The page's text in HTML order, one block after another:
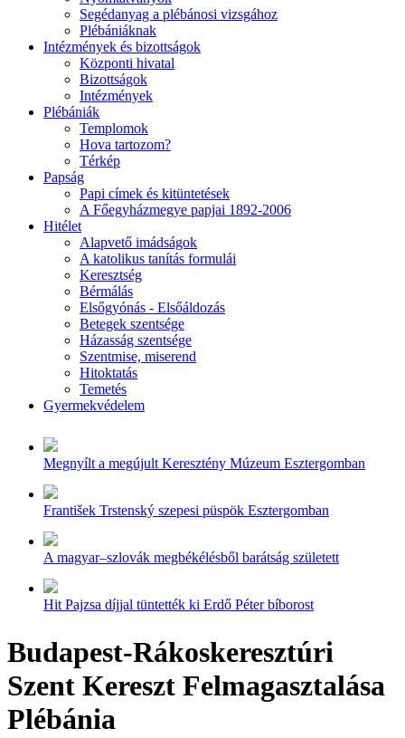
Segédanyag a plébánosi vizsgához
Plébániáknak
Intézmények és bizottságok
Központi hivatal
Bizottságok
Intézmények
Plébániák
Templomok
Hova tartozom?
Térkép
Papság
Papi címek és kitüntetések
A Főegyházmegye papjai 1892-2006
Hitélet
Alapvető imádságok
A katolikus tanítás formulái
Keresztség
Bérmálás
Elsőgyónás - Elsőáldozás
Betegek szentsége
Házasság szentsége
Szentmise, miserend
Hitoktatás
Temetés
Gyermekvédelem
Megnyílt a megújult Keresztény Múzeum Esztergomban
František Trstenský szepesi püspök Esztergomban
A magyar–szlovák megbékélésből barátság született
Hit Pajzsa díjjal tüntették ki Erdő Péter bíborost
Budapest-Rákoskeresztúri
Szent Kereszt Felmagasztalása
Plébánia